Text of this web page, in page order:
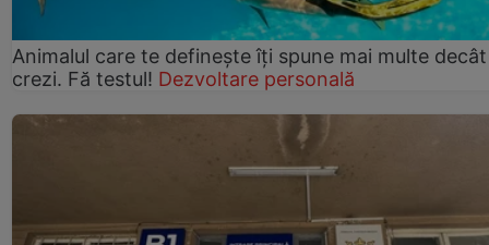
Animalul care te definește îți spune mai multe decât
crezi. Fă testul! Dezvoltare personală